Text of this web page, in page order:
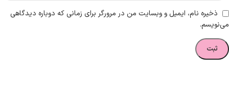
ذخیره نام، ایمیل و وبسایت من در مرورگر برای زمانی که دوباره دیدگاهی
می‌نویسم.